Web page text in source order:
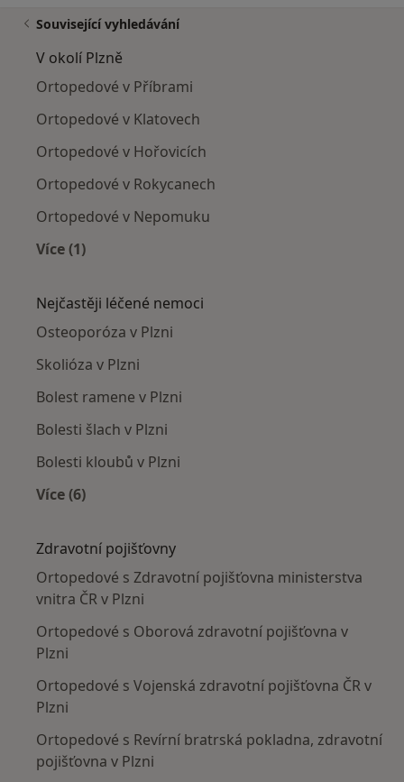
Související vyhledávání
V okolí Plzně
Ortopedové v Příbrami
Ortopedové v Klatovech
Ortopedové v Hořovicích
Ortopedové v Rokycanech
Ortopedové v Nepomuku
Více (1)
Nejčastěji léčené nemoci
Osteoporóza v Plzni
Skolióza v Plzni
Bolest ramene v Plzni
Bolesti šlach v Plzni
Bolesti kloubů v Plzni
Více (6)
Zdravotní pojišťovny
Ortopedové s Zdravotní pojišťovna ministerstva
vnitra ČR v Plzni
Ortopedové s Oborová zdravotní pojišťovna v
Plzni
Ortopedové s Vojenská zdravotní pojišťovna ČR v
Plzni
Ortopedové s Revírní bratrská pokladna, zdravotní
pojišťovna v Plzni